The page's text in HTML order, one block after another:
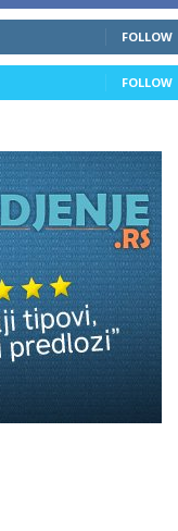
FOLLOW
FOLLOW